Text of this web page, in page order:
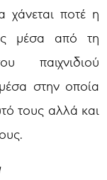
ποτέ η
μέσα από τη
παιχνιδιού
στην οποία
τους αλλά και